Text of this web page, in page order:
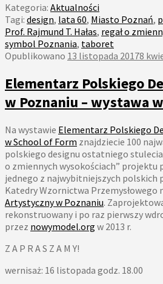
Kategoria: Aktualności
Tagi: design, lata 60, Miasto Poznań,
Prof. Rajmund T. Hałas, regał o
symbol Poznania, taboret
Opublikowano 13 listopada 20178
Elementarz Polskiego
w Poznaniu – wystawa
Na wystawie Elementarz Polskiego
w School of Form znajdziecie 100
polskiego designu ostatniego
o zmiennych wysokościach” projektu
jednego z najwybitniejszych polskich
Katedry Wzornictwa Przemysłowego
Artystyczny w Poznaniu.
rekonstruowany i po raz pierwszy
przez nowymodel.org w 2013 r.
Z A P R A S Z A M Y!
wernisaż: 16 listopada godz. 18.00